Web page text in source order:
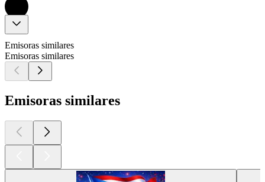
Emisoras similares
Emisoras similares
Emisoras similares